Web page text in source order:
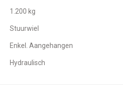
1.200 kg
Stuurwiel
Enkel. Aangehangen
Hydraulisch